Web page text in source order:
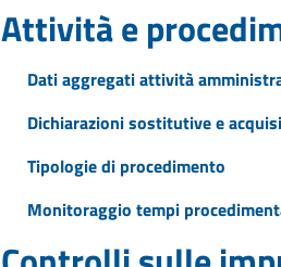
Attività e
Dati aggregati attività
Dichiarazioni sostitutive e
Tipologie di procedimento
Monitoraggio tempi